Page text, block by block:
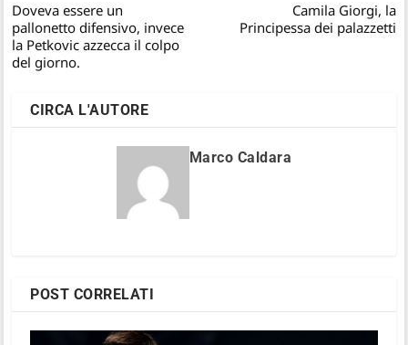
Doveva essere un
pallonetto difensivo, invece
la Petkovic azzecca il colpo
del giorno.
Camila Giorgi, la
Principessa dei palazzetti
CIRCA L'AUTORE
Marco Caldara
POST CORRELATI